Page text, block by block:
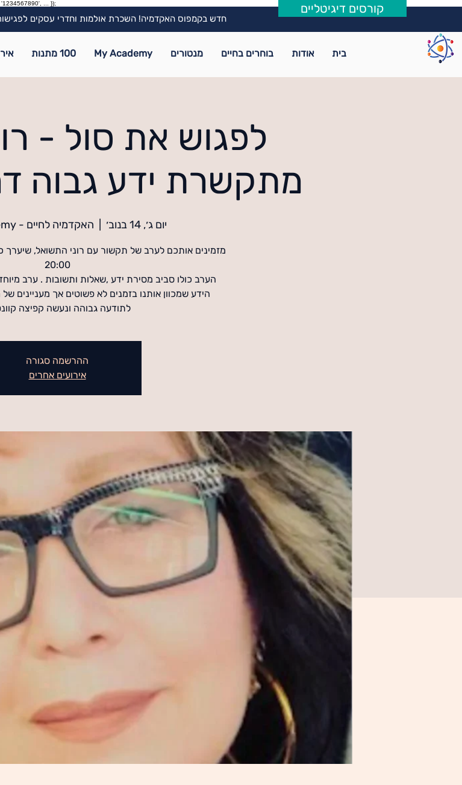
... }); קורסים דיגיטליים
חדש בקמפוס האקדמיה! השכרת אולמות וחדרי עסקים
בית אודות בוחרים בחיים מנטורים My Academy 100 מתנות
לפגוש את סול -
מתקשרת ידע גבוה
יום ג׳, 14 בנוב׳ האקדמיה לחיים - Life Academy
מזמינים אותכם לערב של תקשור עם רוני התשואל, שיערך
הערב כולו סביב מסירת ידע ,שאלות ותשובות . ערב
הידע שמכוון אותנו בזמנים לא פשוטים אך מעניינים
לתודעה גבוהה ונעשה קפיצה
ההרשמה סגורה
אירועים אחרים